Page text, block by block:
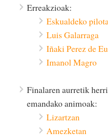
Erreakzioak:
Eskualdeko
Luis Galarraga
Iñaki Perez de
Imanol Magro
Finalaren aurretik
emandako animoak:
Lizartzan
Amezketan